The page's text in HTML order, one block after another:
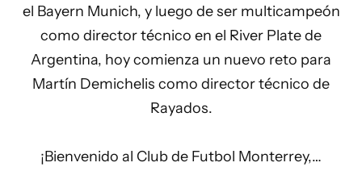
el Bayern Munich, y luego de ser multicampeón
como director técnico en el River Plate de
Argentina, hoy comienza un nuevo reto para
Martín Demichelis como director técnico de
Rayados.
¡Bienvenido al Club de Futbol Monterrey,…